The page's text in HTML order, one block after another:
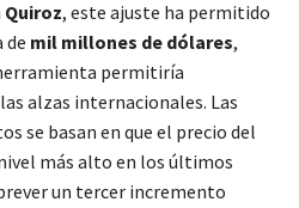
Quiroz, este ajuste ha permitido
de mil millones de dólares,
permitiría
alzas internacionales. Las
se basan en que el precio del
más alto en los últimos
un tercer incremento